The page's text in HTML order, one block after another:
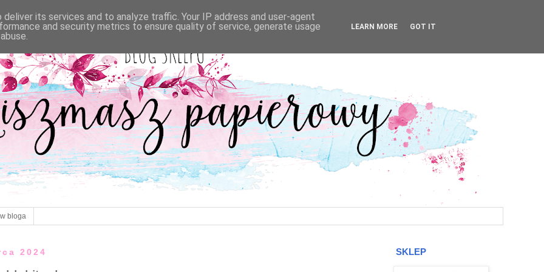
bloga
2024 SKLEP
its services and to analyze traffic. Your IP address and user-agent
and security metrics to ensure quality of service, generate usage
LEARN MORE GOT IT